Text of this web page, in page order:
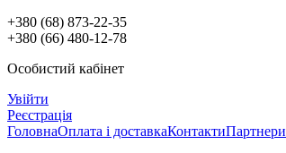
+380 (68) 873-22-35
+380 (66) 480-12-78
Особистий кабінет
Увійти
Реєстрація
ГоловнаОплата і доставкаКонтактиПартнери